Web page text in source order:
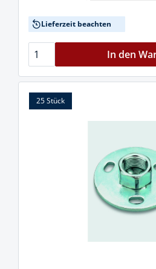
Lieferzeit beachten
In den
25 Stück